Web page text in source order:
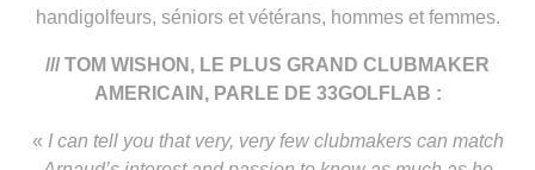
handigolfeurs, séniors et vétérans, hommes et femmes.
/// TOM WISHON, LE PLUS GRAND CLUBMAKER
AMERICAIN, PARLE DE 33GOLFLAB :
« I can tell you that very, very few clubmakers can match